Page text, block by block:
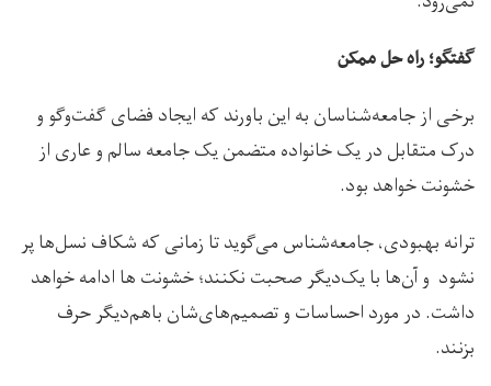
گفتگو؛ راه حل ممکن
برخی از جامعه‌شناسان به این باورند که ایجاد فضای گفت‌وگو و
درک متقابل در یک خانواده متضمن یک جامعه سالم و عاری از
خشونت خواهد بود.
ترانه بهبودی، جامعه‌شناس می‌گوید تا زمانی که شکاف نسل‌ها پر
نشود و آن‌ها با یک‌دیگر صحبت نکنند؛ خشونت ها ادامه خواهد
داشت. در مورد احساسات و تصمیم‌های‌شان باهم‌دیگر حرف
بزنند.